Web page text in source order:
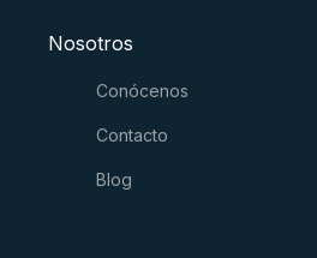
Nosotros
Conócenos
Contacto
Blog